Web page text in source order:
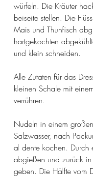
würfeln. Die Kräuter
beiseite stellen. Die
Mais und Thunfisch
hartgekochten
und klein schneiden.
Alle Zutaten für das
kleinen Schale mit
verrühren.
Nudeln in einem
Salzwasser, nach
al dente kochen. Durch
abgießen und zurück in
geben. Die Hälfte vom